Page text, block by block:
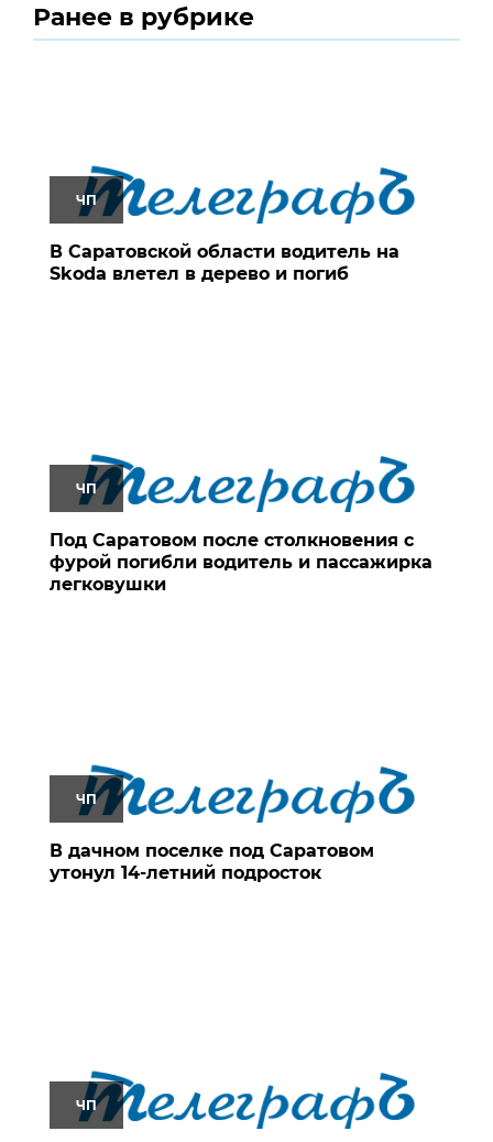
Ранее в рубрике
ЧП
В Саратовской области водитель на
Skoda влетел в дерево и погиб
ЧП
Под Саратовом после столкновения с
фурой погибли водитель и пассажирка
легковушки
ЧП
В дачном поселке под Саратовом
утонул 14-летний подросток
ЧП